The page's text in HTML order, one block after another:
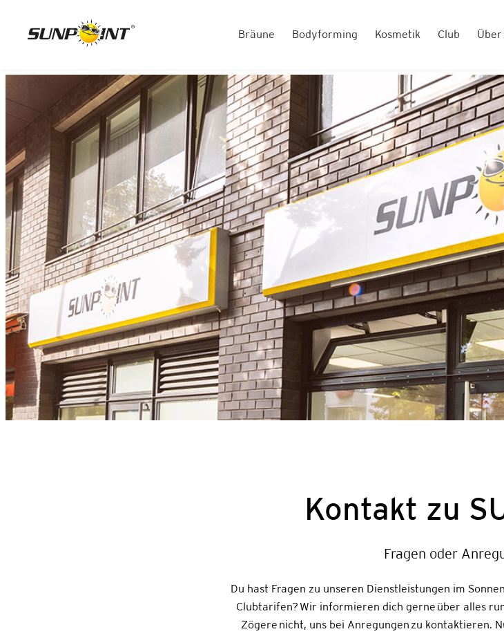
Bräune Bodyforming Kosmetik Club Über
Kontakt zu
Fragen oder
Du hast Fragen zu unseren Dienstleistungen im
Clubtarifen? Wir informieren dich gerne über alles
Zögere nicht, uns bei Anregungen zu kontaktieren.